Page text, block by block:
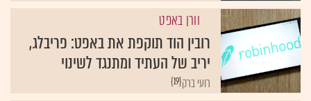
וורן באפט
רובין הוד תוקפת את באפט: פריבלג,
יריב של העתיד ומתנגד לשינוי
{19}רועי ברק